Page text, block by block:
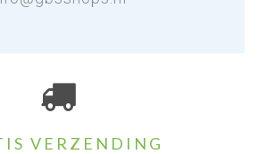
VERZENDING